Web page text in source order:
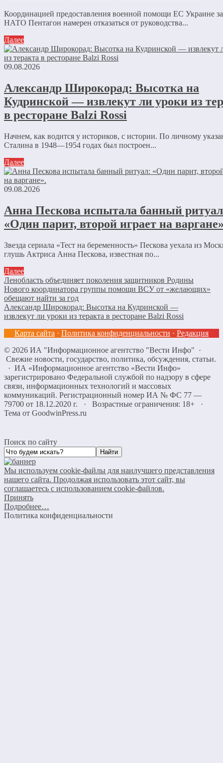
Координацией предоставления военной помощи ЕС Украине
НАТО Пентагон намерен отказаться от руководства...
Далее
09.08.2026
Александр Широкорад: Высотка на
Кудринской — извлекут ли уроки из
в ресторане Balzi Rossi
Начнем, как водится у историков, с истории. По личному
Сталина в 1948—1954 годах был построен...
Далее
09.08.2026
Анна Пескова испытала банный
«Один парит, второй играет на
Звезда сериала «Тест на беременность» Пескова уехала из
глушь Актриса Анна Пескова, известная по...
Далее
Ленобласть объединяет поколения защитников Родины
Нового координатора группы помощи ВСУ от «желающих»
обещают найти за год
Александр Широкорад: Высотка на Кудринской —
извлекут ли уроки из теракта в ресторане Balzi Rossi
Карта сайта · Политика конфиденциальности · Редакция
© 2026 ИА "Информационное агентство "Вести Инфо" ·
Свежие новости, государство, политика, обсуждения, статьи.
· ИА «Информационное агентство «Вести Инфо»
зарегистрировано Федеральной службой по надзору в сфере
связи, информационных технологий и массовых
коммуникаций. Регистрационный номер ИА № ФС 77 —
79700 от 18.12.2020 г. · Возрастные ограничения: 18+
·
Тема от GoodwinPress.ru
Поиск по сайту
Мы используем cookie-файлы для наилучшего представления
нашего сайта. Продолжая использовать этот сайт, вы
соглашаетесь с использованием cookie-файлов.
Принять
Подробнее…
Политика конфиденциальности